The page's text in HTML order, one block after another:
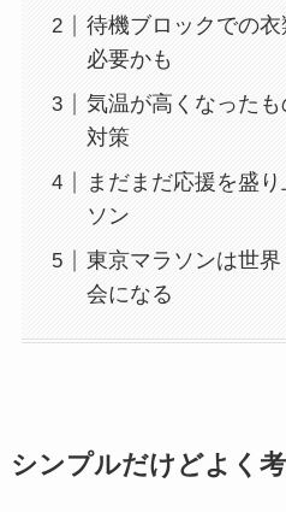
待機ブロックでの
必要かも
気温が高くなった
対策
まだまだ応援を盛
ソン
東京マラソンは世
会になる
シンプルだけどよく